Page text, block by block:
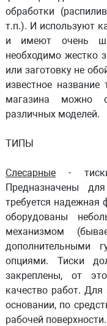
обработки
т.п.). И используют
и имеют очень
необходимо жестко
или заготовку не
известное
магазина можно
различных моделей.
ТИПЫ
Слесарные -
Предназначены
требуется надежная
оборудованы
механизмом
дополнительными
опциями. Тиски
закреплены, от
качество работ. Для
основании, по
рабочей поверхности.